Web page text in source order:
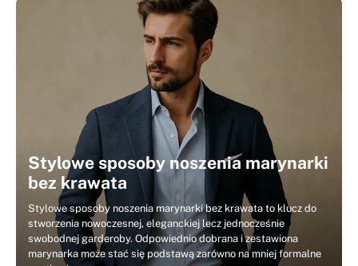
Stylowe sposoby noszenia marynarki
bez krawata
Stylowe sposoby noszenia marynarki bez krawata to klucz do
stworzenia nowoczesnej, eleganckiej lecz jednocześnie
swobodnej garderoby. Odpowiednio dobrana i zestawiona
marynarka może stać się podstawą zarówno na mniej formalne